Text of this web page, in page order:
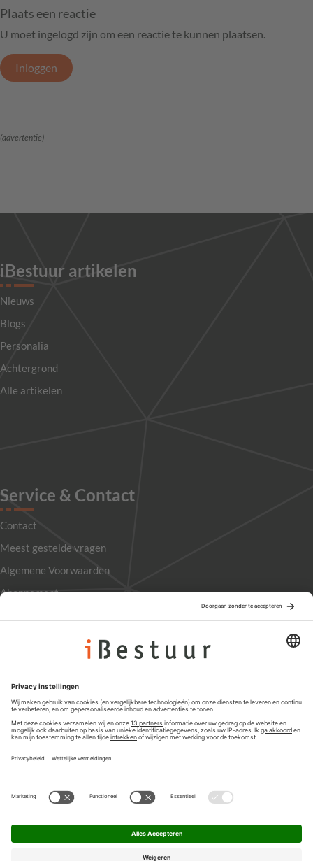
Plaats een reactie
U moet ingelogd zijn om een reactie te kunnen plaatsen.
Inloggen
(advertentie)
iBestuur artikelen
Nieuws
Blogs
Personalia
Achtergrond
Alle artikelen
Service & Contact
Contact
Meest gestelde vragen
Algemene Voorwaarden
Abonnement
Privacyinstellingen